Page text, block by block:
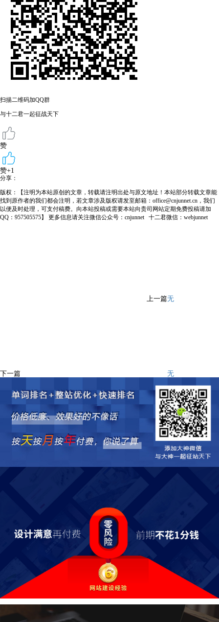
扫描二维码加QQ群
与十二君一起征战天下
赞
赞+1
分享：
版权：【注明为本站原创的文章，转载请注明出处与原文地址！本站部分转载文章能
找到原作者的我们都会注明，若文章涉及版权请发至邮箱：office@cnjunnet.cn，我们
以便及时处理，可支付稿费。向本站投稿或需要本站向贵司网站定期免费投稿请加
QQ：957505575】 更多信息请关注微信公众号：cnjunnet 十二君微信：webjunnet
上一篇无
下一篇 无